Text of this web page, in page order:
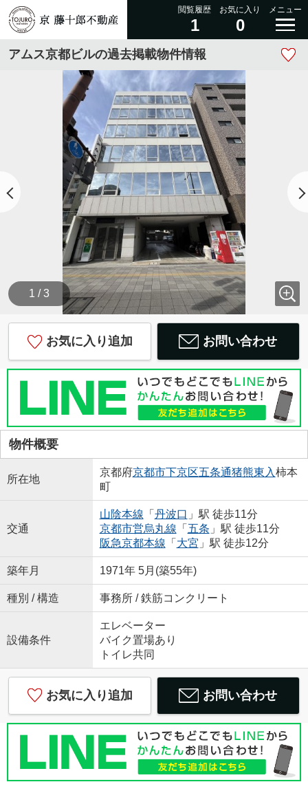
閲覧履歴
1
お気に入り
0
メニュー
アムス京都ビルの過去掲載物件情報
1 / 3
お気に入り追加 お問い合わせ
物件概要
所在地
京都府京都市下京区五条通猪熊東入柿本
町
交通
山陰本線 「 丹波口 」駅 徒歩11分
京都市営烏丸線 「 五条 」駅 徒歩11分
阪急京都本線 「 大宮 」駅 徒歩12分
築年月 1971年 5月(築55年)
種別 / 構造 事務所 / 鉄筋コンクリート
設備条件
エレベーター
バイク置場あり
トイレ共同
お気に入り追加 お問い合わせ